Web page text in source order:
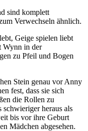
sind komplett
Verwechseln ähnlich.
Geige spielen liebt
Wynn in der
zu Pfeil und Bogen
Stein genau vor Anny
fest, dass sie sich
die Rollen zu
schwieriger heraus als
bis vor ihre Geburt
Mädchen abgesehen.